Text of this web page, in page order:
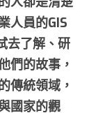
人員的GIS
去了解、研
們的故事，
傳統領域，
國家的觀